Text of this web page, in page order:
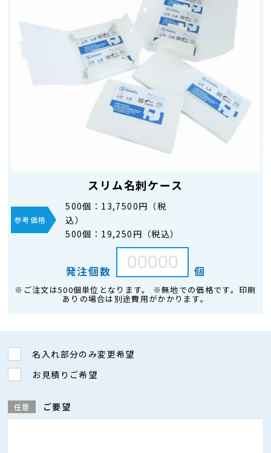
スリム名刺ケース
参考価格
500個： 13,7500円（税
込）
500個： 19,250円（税込）
発注個数 個
※ご注文は500個単位となります。 ※無地での価格です。印刷
ありの場合は別途費用がかかります。
名入れ部分のみ変更希望
お見積りご希望
任意 ご要望